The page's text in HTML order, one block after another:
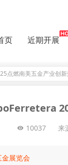
页 近期开展
点燃南美五金产业创
10037 来
展览会